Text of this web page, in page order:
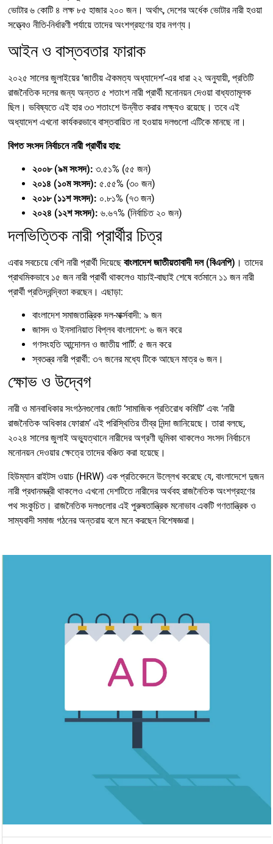
ভোটার ৬ কোটি ৪ লক্ষ ৮৫ হাজার ২০০ জন। অর্থাৎ, দেশের অর্ধেক ভোটার নারী হওয়া
সত্ত্বেও নীতি-নির্ধারণী পর্যায়ে তাদের অংশগ্রহণের হার নগণ্য।
আইন ও বাস্তবতার ফারাক
২০২৫ সালের জুলাইয়ের ‘জাতীয় ঐকমত্য অধ্যাদেশ’-এর ধারা ২২ অনুযায়ী, প্রতিটি
রাজনৈতিক দলের জন্য অন্তত ৫ শতাংশ নারী প্রার্থী মনোনয়ন দেওয়া বাধ্যতামূলক
ছিল। ভবিষ্যতে এই হার ৩৩ শতাংশে উন্নীত করার লক্ষ্যও রয়েছে। তবে এই
অধ্যাদেশ এখনো কার্যকরভাবে বাস্তবায়িত না হওয়ায় দলগুলো এটিকে মানছে না।
বিগত সংসদ নির্বাচনে নারী প্রার্থীর হার:
২০০৮ (৯ম সংসদ): ৩.৫১% (৫৫ জন)
২০১৪ (১০ম সংসদ): ৫.৫৫% (৩০ জন)
২০১৮ (১১শ সংসদ): ০.৮১% (৭৩ জন)
২০২৪ (১২শ সংসদ): ৬.৬৭% (নির্বাচিত ২০ জন)
দলভিত্তিক নারী প্রার্থীর চিত্র
এবার সবচেয়ে বেশি নারী প্রার্থী দিয়েছেবাংলাদেশ জাতীয়তাবাদী দল (বিএনপি) । তাদের
প্রাথমিকভাবে ১৫ জন নারী প্রার্থী থাকলেও যাচাই-বাছাই শেষে বর্তমানে ১১ জন নারী
প্রার্থী প্রতিদ্বন্দ্বিতা করছেন। এছাড়া:
বাংলাদেশ সমাজতান্ত্রিক দল-মার্ক্সবাদী: ৯ জন
জাসদ ও ইনসানিয়াত বিপ্লব বাংলাদেশ: ৬ জন করে
গণসংহতি আন্দোলন ও জাতীয় পার্টি: ৫ জন করে
স্বতন্ত্র নারী প্রার্থী: ৩৭ জনের মধ্যে টিকে আছেন মাত্র ৬ জন।
ক্ষোভ ও উদ্বেগ
নারী ও মানবাধিকার সংগঠনগুলোর জোট ‘সামাজিক প্রতিরোধ কমিটি’ এবং ‘নারী
রাজনৈতিক অধিকার ফোরাম’ এই পরিস্থিতির তীব্র নিন্দা জানিয়েছে। তারা বলছে,
২০২৪ সালের জুলাই অভ্যুত্থানে নারীদের অগ্রণী ভূমিকা থাকলেও সংসদ নির্বাচনে
মনোনয়ন দেওয়ার ক্ষেত্রে তাদের বঞ্চিত করা হয়েছে।
হিউম্যান রাইটস ওয়াচ (HRW) এক প্রতিবেদনে উল্লেখ করেছে যে, বাংলাদেশে দুজন
নারী প্রধানমন্ত্রী থাকলেও এখনো দেশটিতে নারীদের অর্থবহ রাজনৈতিক অংশগ্রহণের
পথ সংকুচিত। রাজনৈতিক দলগুলোর এই পুরুষতান্ত্রিক মনোভাব একটি গণতান্ত্রিক ও
সাম্যবাদী সমাজ গঠনের অন্তরায় বলে মনে করছেন বিশেষজ্ঞরা।